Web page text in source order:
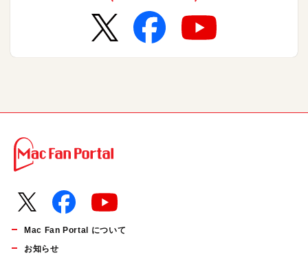
Mac Fan Portal について
お知らせ